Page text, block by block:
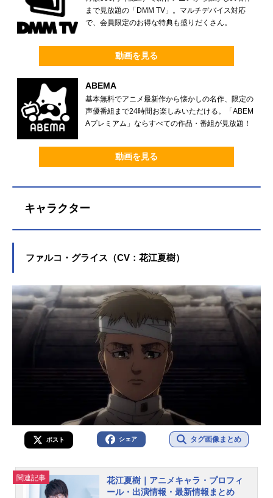
まで見放題の「DMM TV」。マルチデバイス対応
で、会員限定のお得な特典も盛りだくさん。
動画を見る
ABEMA
基本無料でアニメ最新作から懐かしの名作、限定の
声優番組まで24時間お楽しみいただける。「ABEM
Aプレミアム」ならすべての作品・番組が見放題！
動画を見る
キャラクター
ファルコ・グライス（CV：花江夏樹）
ポスト シェア タグ画像まとめ
関連記事
花江夏樹｜アニメキャラ・プロフィ
ール・出演情報・最新情報まとめ